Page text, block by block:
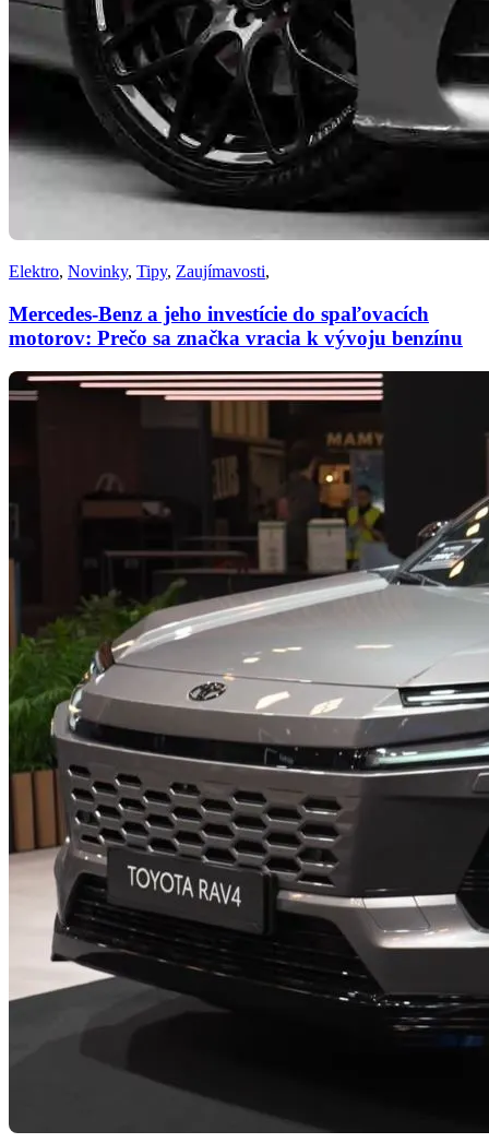
Elektro, Novinky, Tipy, Zaujímavosti,
Mercedes-Benz a jeho investície do spaľovacích
motorov: Prečo sa značka vracia k vývoju benzínu